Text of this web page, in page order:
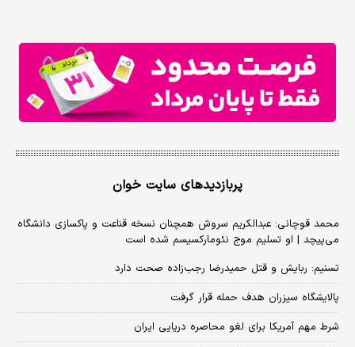
پربازدیدهای سایت خوان
محمد قوچانی: عبدالکریم سروش همچنان نسخه قناعت و پاکسازی دانشگاه
می‌پیچد | او تسلیم موج نئومارکسیسم شده است
تسنیم: ربایش و قتل حمیدرضا رجب‌زاده صحت دارد
پالایشگاه سیزران هدف حمله قرار گرفت
شرط مهم آمریکا برای لغو محاصره دریایی ایران